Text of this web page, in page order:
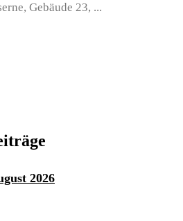
Gebäude 23,
2026